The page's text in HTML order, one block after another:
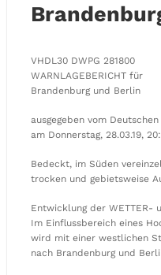
VHDL30 DWPG 281800
WARNLAGEBERICHT für
Brandenburg und Berlin
ausgegeben vom
am Donnerstag, 28.03.19,
Bedeckt, im Süden
trocken und gebietsweise
Entwicklung der WETTER-
Im Einflussbereich eines
wird mit einer westlichen
nach Brandenburg und